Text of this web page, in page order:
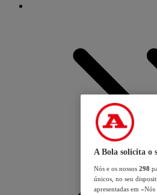
A Bola solicita o
Nós e os nossos 298
únicos, no seu
apresentadas em